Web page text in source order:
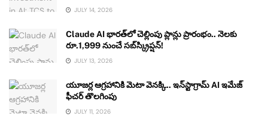
JULY 14, 2026
Claude AI భారత్‌లో చెల్లింపు ప్లాన్లు ప్రారంభం.. నెలకు
రూ.1,999 నుంచే సబ్‌స్క్రిప్షన్!
JULY 13, 2026
యూజర్ల ఆగ్రహానికి మెటా వెనక్కి.. ఇన్‌స్టాగ్రామ్ AI ఇమేజ్
ఫీచర్ తొలగింపు
JULY 11, 2026